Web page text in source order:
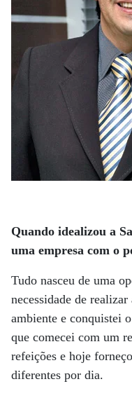
Quando idealizou a
uma empresa com o
Tudo nasceu de uma
necessidade de
ambiente e conquistei
que comecei com um
refeições e hoje
diferentes por dia.